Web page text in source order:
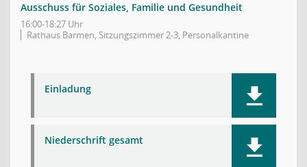
Ausschuss für Soziales, Familie und Gesundheit
16:00-18:27 Uhr
Rathaus Barmen, Sitzungszimmer 2-3, Personalkantine
Einladung
Niederschrift gesamt